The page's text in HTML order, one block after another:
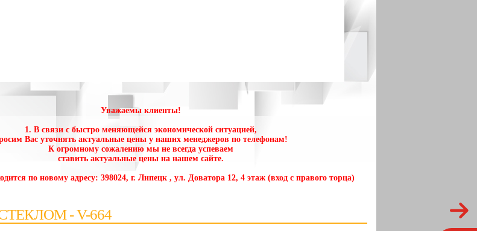
Уважаемы клиенты!
1. В связи с быстро меняющейся экономической ситуацией,
Вас уточнять актуальные цены у наших менеджеров по телефонам!
К огромному сожалению мы не всегда успеваем
ставить актуальные цены на нашем сайте.
по новому адресу: 398024, г. Липецк , ул. Доватора 12, 4 этаж (вход с правого торца)
- V-664